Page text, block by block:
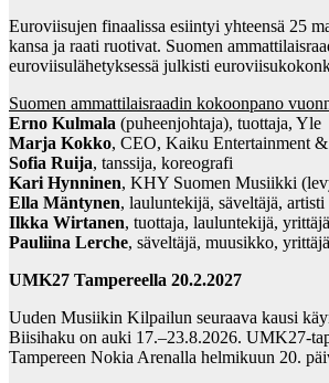
Euroviisujen finaalissa esiintyi yhteensä 25
kansa ja raati ruotivat. Suomen
euroviisulähetyksessä julkisti
Suomen ammattilaisraadin kokoonpano
Erno Kulmala (puheenjohtaja), tuottaja, Yle
Marja Kokko, CEO, Kaiku Entertainment
Sofia Ruija, tanssija, koreografi
Kari Hynninen, KHY Suomen Musiikki
Ella Mäntynen, lauluntekijä, säveltäjä, artisti
Ilkka Wirtanen, tuottaja, lauluntekijä, yrittäjä
Pauliina Lerche, säveltäjä, muusikko, yrittäjä
UMK27 Tampereella 20.2.2027
Uuden Musiikin Kilpailun seuraava kausi
Biisihaku on auki 17.–23.8.2026. UMK27-
Tampereen Nokia Arenalla helmikuun 20.